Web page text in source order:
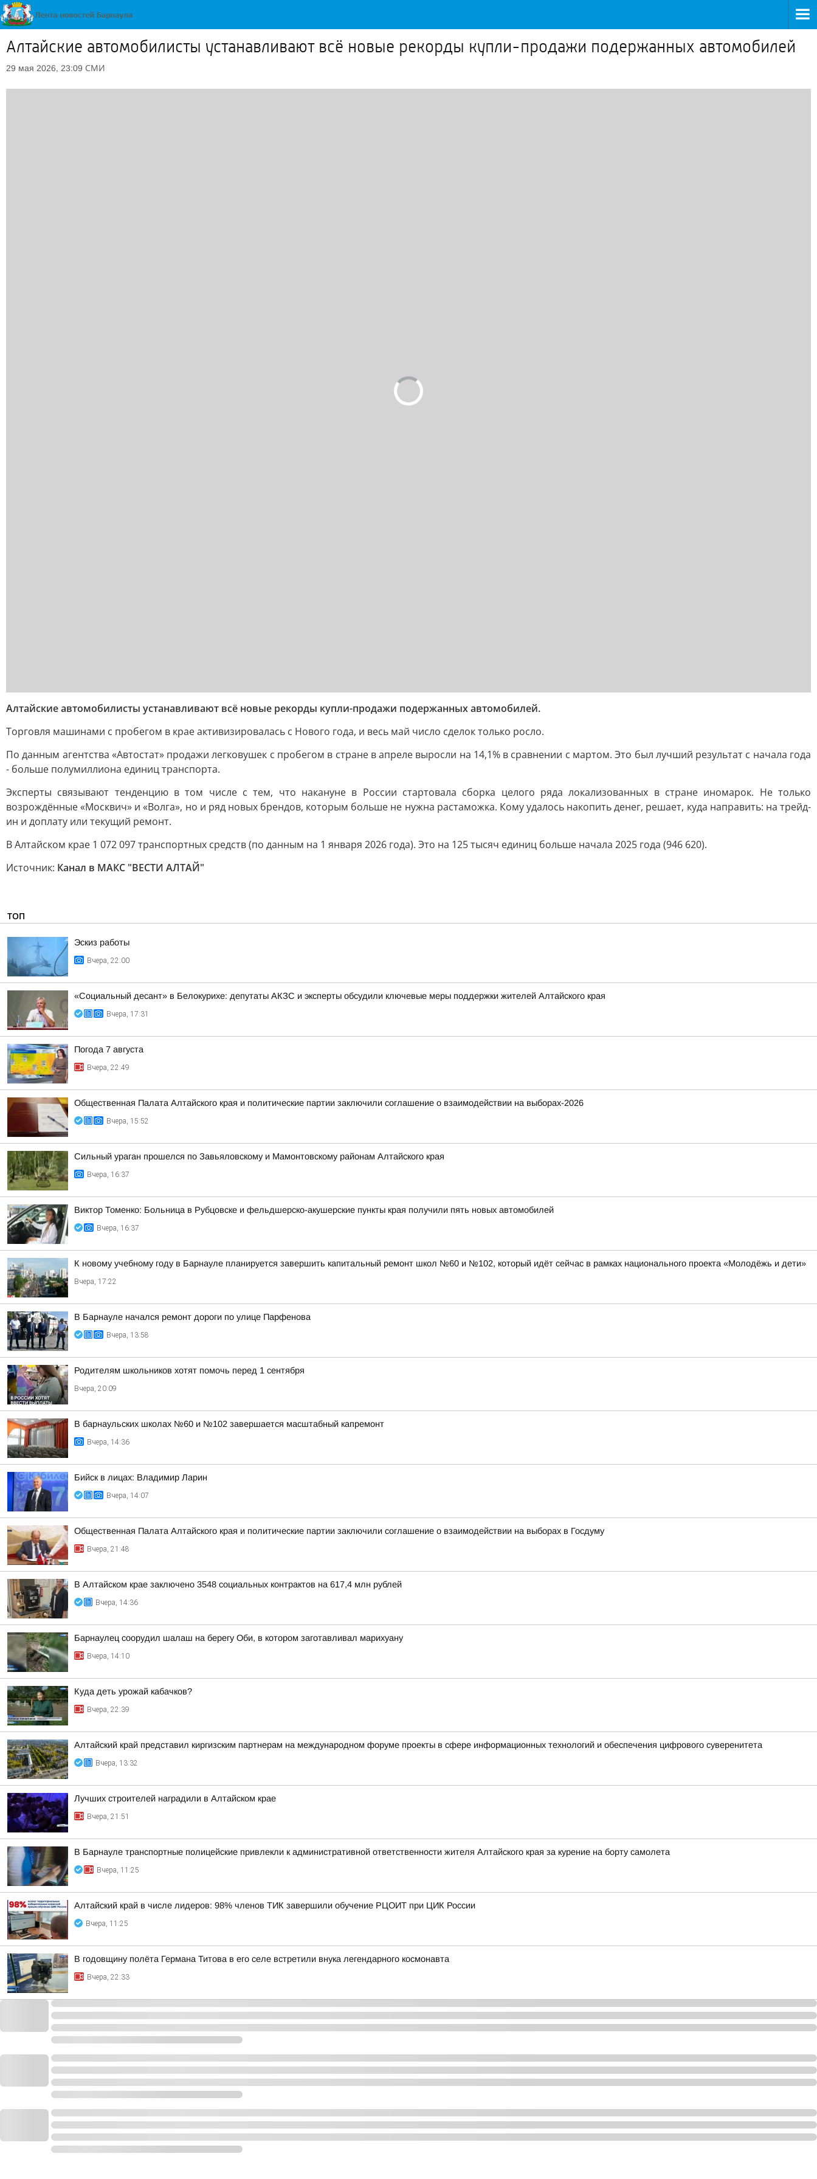
Алтайские автомобилисты устанавливают всё новые рекорды купли-продажи подержанных автомобилей
29 мая 2026, 23:09 СМИ
Алтайские автомобилисты устанавливают всё новые рекорды купли-продажи подержанных автомобилей.
Торговля машинами с пробегом в крае активизировалась с Нового года, и весь май число сделок только росло.
По данным агентства «Автостат» продажи легковушек с пробегом в стране в апреле выросли на 14,1% в сравнении с мартом. Это был лучший результат с начала года
- больше полумиллиона единиц транспорта.
Эксперты связывают тенденцию в том числе с тем, что накануне в России стартовала сборка целого ряда локализованных в стране иномарок. Не только
возрождённые «Москвич» и «Волга», но и ряд новых брендов, которым больше не нужна растаможка. Кому удалось накопить денег, решает, куда направить: на трейд-
ин и доплату или текущий ремонт.
В Алтайском крае 1 072 097 транспортных средств (по данным на 1 января 2026 года). Это на 125 тысяч единиц больше начала 2025 года (946 620).
Источник: Канал в МАКС "ВЕСТИ АЛТАЙ"
ТОП
Эскиз работы
Вчера, 22:00
«Социальный десант» в Белокурихе: депутаты АКЗС и эксперты обсудили ключевые меры поддержки жителей Алтайского края
Вчера, 17:31
Погода 7 августа
Вчера, 22:49
Общественная Палата Алтайского края и политические партии заключили соглашение о взаимодействии на выборах-2026
Вчера, 15:52
Сильный ураган прошелся по Завьяловскому и Мамонтовскому районам Алтайского края
Вчера, 16:37
Виктор Томенко: Больница в Рубцовске и фельдшерско-акушерские пункты края получили пять новых автомобилей
Вчера, 16:37
К новому учебному году в Барнауле планируется завершить капитальный ремонт школ №60 и №102, который идёт сейчас в рамках национального проекта «Молодёжь и дети»
Вчера, 17:22
В Барнауле начался ремонт дороги по улице Парфенова
Вчера, 13:58
Родителям школьников хотят помочь перед 1 сентября
Вчера, 20:09
В барнаульских школах №60 и №102 завершается масштабный капремонт
Вчера, 14:36
Бийск в лицах: Владимир Ларин
Вчера, 14:07
Общественная Палата Алтайского края и политические партии заключили соглашение о взаимодействии на выборах в Госдуму
Вчера, 21:48
В Алтайском крае заключено 3548 социальных контрактов на 617,4 млн рублей
Вчера, 14:36
Барнаулец соорудил шалаш на берегу Оби, в котором заготавливал марихуану
Вчера, 14:10
Куда деть урожай кабачков?
Вчера, 22:39
Алтайский край представил киргизским партнерам на международном форуме проекты в сфере информационных технологий и обеспечения цифрового суверенитета
Вчера, 13:32
Лучших строителей наградили в Алтайском крае
Вчера, 21:51
В Барнауле транспортные полицейские привлекли к административной ответственности жителя Алтайского края за курение на борту самолета
Вчера, 11:25
Алтайский край в числе лидеров: 98% членов ТИК завершили обучение РЦОИТ при ЦИК России
Вчера, 11:25
В годовщину полёта Германа Титова в его селе встретили внука легендарного космонавта
Вчера, 22:33